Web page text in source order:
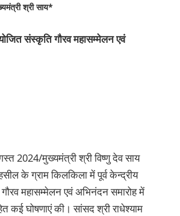
श्री साय*
संस्कृति गौरव महासम्मेलन एवं
2024/मुख्यमंत्री श्री विष्णु देव साय
के ग्राम किलकिला में पूर्व केन्द्रीय
महासम्मेलन एवं अभिनंदन समारोह में
कई घोषणाएं की। सांसद श्री राधेश्याम